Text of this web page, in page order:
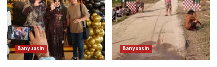
Banyuasin Banyuasin